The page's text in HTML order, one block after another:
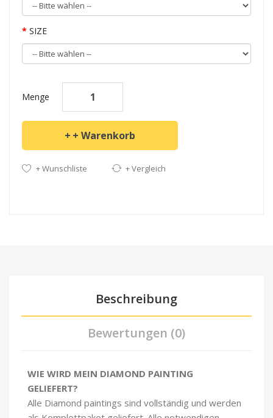
SIZE
Menge
+ Warenkorb
+ Wunschliste + Vergleich
Beschreibung
Bewertungen (0)
WIE WIRD MEIN DIAMOND PAINTING
GELIEFERT?
Alle Diamond paintings sind vollständig und werden